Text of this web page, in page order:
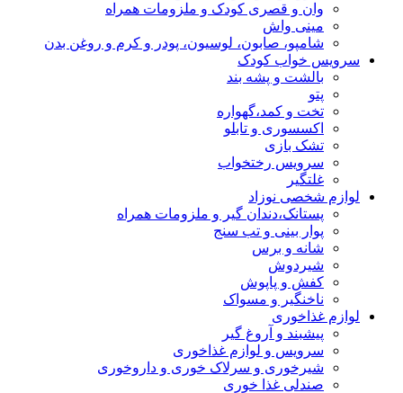
وان و قصری کودک و ملزومات همراه
مینی واش
شامپو، صابون، لوسیون، پودر و کرم و روغن بدن
سرویس خواب کودک
بالشت و پشه بند
پتو
تخت و کمد،گهواره
اکسسوری و تابلو
تشک بازی
سرویس رختخواب
غلتگیر
لوازم شخصی نوزاد
پستانک،دندان گیر و ملزومات همراه
پوار بینی و تب سنج
شانه و برس
شیردوش
کفش و پاپوش
ناخنگیر و مسواک
لوازم غذاخوری
پیشبند و آروغ گیر
سرویس و لوازم غذاخوری
شیرخوری و سرلاک خوری و داروخوری
صندلی غذا خوری